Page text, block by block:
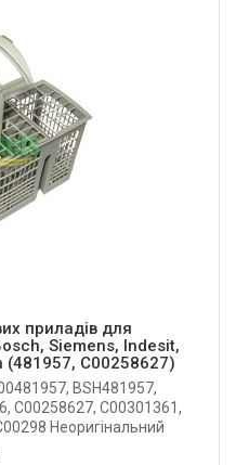
приладів для
Siemens, Indesit,
C00258627)
BSH481957,
C00258627, C00301361,
Неоригінальний
для посудомийної